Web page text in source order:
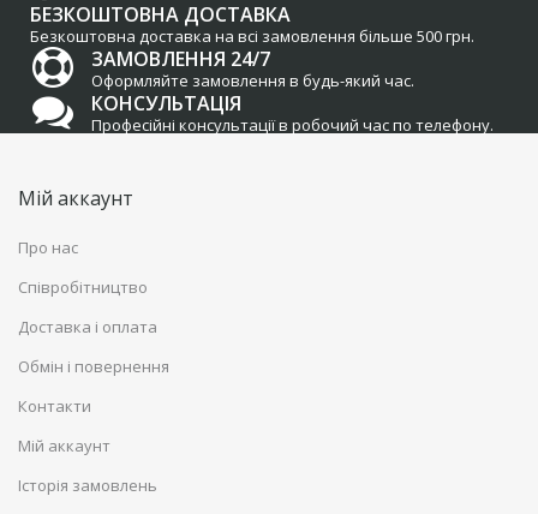
БЕЗКОШТОВНА ДОСТАВКА
Безкоштовна доставка на всі замовлення більше 500 грн.
ЗАМОВЛЕННЯ 24/7
Оформляйте замовлення в будь-який час.
КОНСУЛЬТАЦІЯ
Професійні консультації в робочий час по телефону.
Мій аккаунт
Про нас
Співробітництво
Доставка і оплата
Обмін і повернення
Контакти
Мій аккаунт
Історія замовлень